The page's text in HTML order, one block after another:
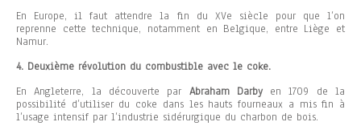
En Europe, il faut attendre la fin du XVe siècle pour que l’on
reprenne cette technique, notamment en Belgique, entre Liège et
Namur.
4. Deuxième révolution du combustible avec le coke.
En Angleterre, la découverte par Abraham Darbyen 1709 de la
possibilité d’utiliser du coke dans les hauts fourneaux a mis fin à
l’usage intensif par l’industrie sidérurgique du charbon de bois.